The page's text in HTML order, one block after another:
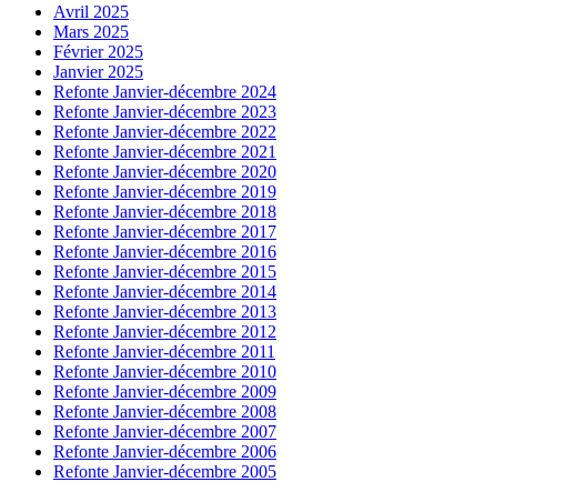
Avril 2025
Mars 2025
Février 2025
Janvier 2025
Refonte Janvier-décembre 2024
Refonte Janvier-décembre 2023
Refonte Janvier-décembre 2022
Refonte Janvier-décembre 2021
Refonte Janvier-décembre 2020
Refonte Janvier-décembre 2019
Refonte Janvier-décembre 2018
Refonte Janvier-décembre 2017
Refonte Janvier-décembre 2016
Refonte Janvier-décembre 2015
Refonte Janvier-décembre 2014
Refonte Janvier-décembre 2013
Refonte Janvier-décembre 2012
Refonte Janvier-décembre 2011
Refonte Janvier-décembre 2010
Refonte Janvier-décembre 2009
Refonte Janvier-décembre 2008
Refonte Janvier-décembre 2007
Refonte Janvier-décembre 2006
Refonte Janvier-décembre 2005